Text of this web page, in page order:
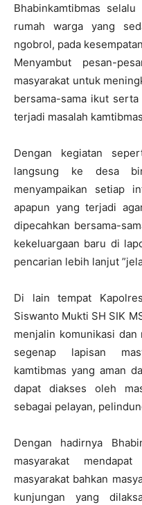
Bhabinkamtibmas
rumah warga yang
ngobrol, pada
Menyambut pesan-
masyarakat untuk
bersama-sama ikut
terjadi masalah
Dengan kegiatan
langsung ke desa
menyampaikan setiap
apapun yang terjadi
dipecahkan bersama-
kekeluargaan baru di
pencarian lebih lanjut
Di lain tempat
Siswanto Mukti SH SIK
menjalin komunikasi dan
segenap lapisan
kamtibmas yang aman
dapat diakses oleh
sebagai pelayan,
Dengan hadirnya
masyarakat
masyarakat bahkan
kunjungan yang